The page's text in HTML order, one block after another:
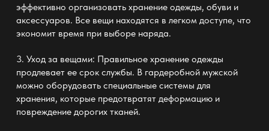
эффективно организовать хранение одежды, обуви и
аксессуаров. Все вещи находятся в легком доступе, что
экономит время при выборе наряда.
3. Уход за вещами: Правильное хранение одежды
продлевает ее срок службы. В гардеробной мужской
можно оборудовать специальные системы для
хранения, которые предотвратят деформацию и
повреждение дорогих тканей.